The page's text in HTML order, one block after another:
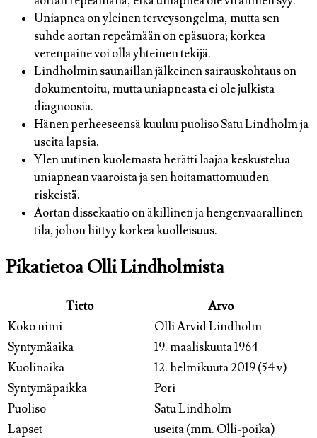
Uniapnea on yleinen terveysongelma, mutta sen
suhde aortan repeämään on epäsuora; korkea
verenpaine voi olla yhteinen tekijä.
Lindholmin saunaillan jälkeinen sairauskohtaus on
dokumentoitu, mutta uniapneasta ei ole julkista
diagnoosia.
Hänen perheeseensä kuuluu puoliso Satu Lindholm ja
useita lapsia.
Ylen uutinen kuolemasta herätti laajaa keskustelua
uniapnean vaaroista ja sen hoitamattomuuden
riskeistä.
Aortan dissekaatio on äkillinen ja hengenvaarallinen
tila, johon liittyy korkea kuolleisuus.
Pikatietoa Olli Lindholmista
Tieto
Arvo
Koko nimi
Olli Arvid Lindholm
Syntymäaika
19. maaliskuuta 1964
Kuolinaika
12. helmikuuta 2019 (54 v)
Syntymäpaikka
Pori
Puoliso
Satu Lindholm
Lapset
useita (mm. Olli-poika)